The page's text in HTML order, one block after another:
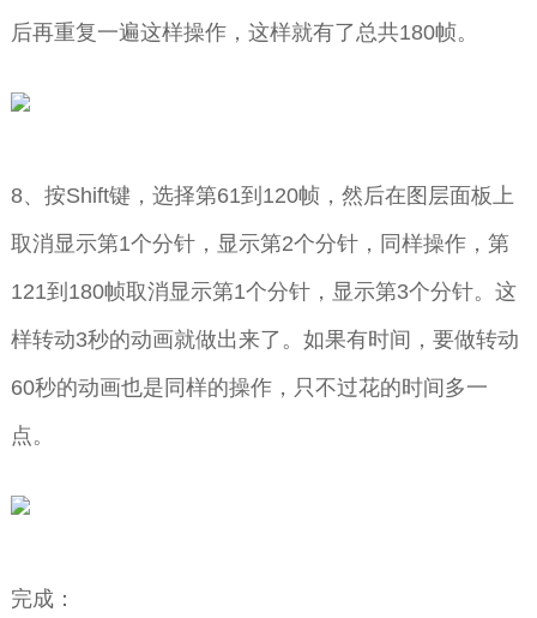
后再重复一遍这样操作，这样就有了总共180帧。
8、按Shift键，选择第61到120帧，然后在图层面板上
取消显示第1个分针，显示第2个分针，同样操作，第
121到180帧取消显示第1个分针，显示第3个分针。这
样转动3秒的动画就做出来了。如果有时间，要做转动
60秒的动画也是同样的操作，只不过花的时间多一
点。
完成：